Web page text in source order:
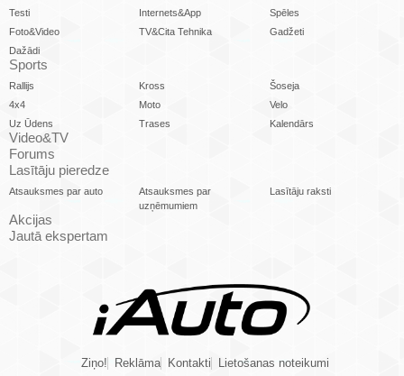
Testi
Internets&App
Spēles
Foto&Video
TV&Cita Tehnika
Gadžeti
Dažādi
Sports
Rallijs Kross
Šoseja
4x4
Moto
Velo
Uz Ūdens
Trases Kalendārs
Video&TV
Forums
Lasītāju pieredze
Atsauksmes par auto
Atsauksmes par
uzņēmumiem
Lasītāju raksti
Akcijas
Jautā ekspertam
Ziņo! Reklāma Kontakti Lietošanas noteikumi